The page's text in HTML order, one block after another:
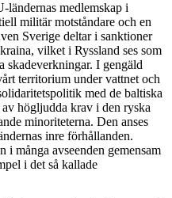
ländernas medlemskap i
militär motståndare och en
Sverige deltar i sanktioner
vilket i Ryssland ses som
skadeverkningar. I gengäld
territorium under vattnet och
med de baltiska
högljudda krav i den ryska
minoriteterna. Den anses
inre förhållanden.
i många avseenden gemensam
i det så kallade